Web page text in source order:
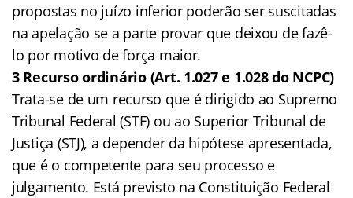
propostas no juízo inferior poderão ser suscitadas
na apelação se a parte provar que deixou de fazê-
lo por motivo de força maior.
3 Recurso ordinário (Art. 1.027 e 1.028 do NCPC)
Trata-se de um recurso que é dirigido ao Supremo
Tribunal Federal (STF) ou ao Superior Tribunal de
Justiça (STJ), a depender da hipótese apresentada,
que é o competente para seu processo e
julgamento. Está previsto na Constituição Federal